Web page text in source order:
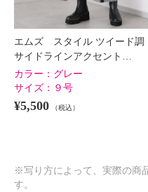
エムズ スタイル ツイード調
サイドラインアクセント…
カラー： グレー
サイズ： ９号
¥5,500 （税込）
※写り方によって、実際の商
す。